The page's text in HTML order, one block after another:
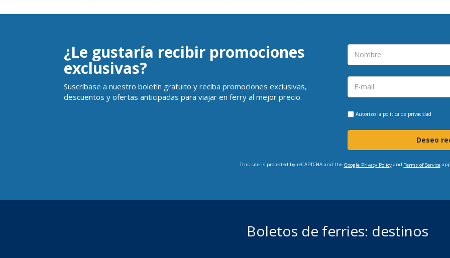
¿Le gustaría recibir promociones
exclusivas?
Suscríbase a nuestro boletín gratuito y reciba promociones exclusivas,
descuentos y ofertas anticipadas para viajar en ferry al mejor precio.
Autorizo la política de privacidad
Deseo
This site is protected by reCAPTCHA and the Google Privacy Policyand Terms of Service
Boletos de ferries: destinos